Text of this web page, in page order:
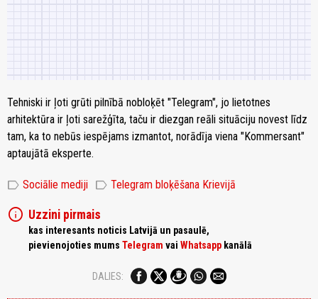
Tehniski ir ļoti grūti pilnībā nobloķēt "Telegram", jo lietotnes
arhitektūra ir ļoti sarežģīta, taču ir diezgan reāli situāciju novest līdz
tam, ka to nebūs iespējams izmantot, norādīja viena "Kommersant"
aptaujātā eksperte.
label Sociālie mediji label Telegram bloķēšana Krievijā
info Uzzini pirmais
kas interesants noticis Latvijā un pasaulē,
pievienojoties mums Telegram vai Whatsapp kanālā
DALIES: